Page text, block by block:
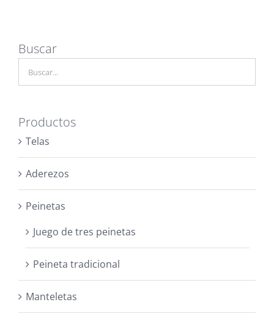
Buscar
Productos
Telas
Aderezos
Peinetas
Juego de tres peinetas
Peineta tradicional
Manteletas